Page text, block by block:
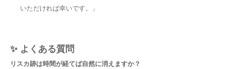
いただければ幸いです。」
✨ よくある質問
リスカ跡は時間が経てば自然に消えますか？